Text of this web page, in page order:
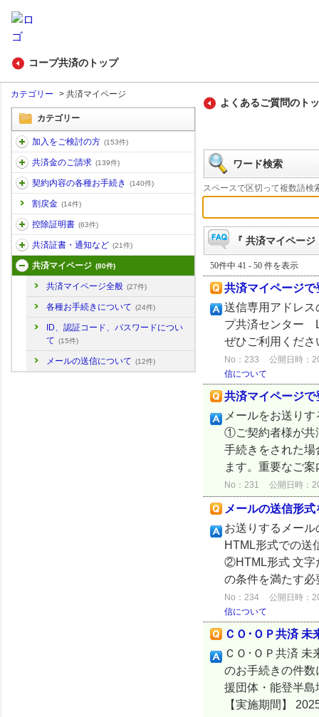
コープ共済のトップ
カテゴリー > 共済マイページ
カテゴリー
加入をご検討の方 (153件)
共済金のご請求 (139件)
契約内容の各種お手続き (140件)
割戻金 (14件)
控除証明書 (63件)
共済証書・通知など (21件)
共済マイページ (80件)
共済マイページ全般 (27件)
各種お手続きについて (24件)
ID、認証コード、パスワードについ
て (15件)
メールの送信について (12件)
よくあるご質問のト
ワード検索
スペースで区切って複数語検
『 共済マイペー
50件中 41 - 50 件を表示
共済マイページ
送信専用アドレ
プ共済センター
ぜひご利用くだ
No：233
公開日時：
信について
共済マイページ
メールをお送り
①ご契約者様が共
手続きをされた
ます。重要なご
No：231 公開日時：
メールの送信形
お送りするメー
HTML形式での送
②HTML形式 文字
の条件を満たす
No：234
公開日時：
信について
ＣＯ･ＯＰ共済 未
ＣＯ･ＯＰ共済 未
のお手続きの件
援団体・能登半
【実施期間】